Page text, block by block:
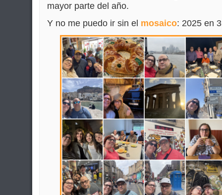
mayor parte del año.
Y no me puedo ir sin el mosaico: 2025 en